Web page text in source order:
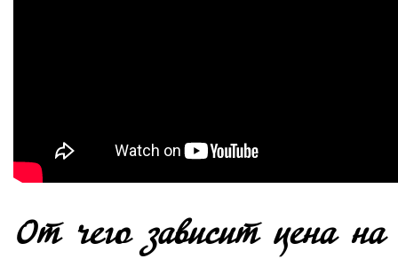
От чего зависит цена на